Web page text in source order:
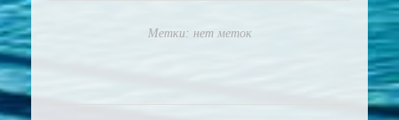
Метки: нет меток